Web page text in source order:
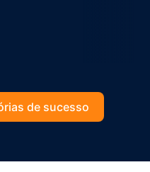
de sucesso